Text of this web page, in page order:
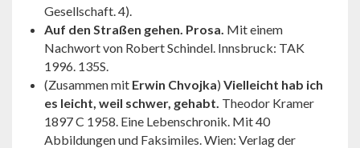
Gesellschaft. 4).
Auf den Straßen gehen. Prosa. Mit einem
Nachwort von Robert Schindel. Innsbruck: TAK
1996. 135S.
(Zusammen mit Erwin Chvojka) Vielleicht hab ich
es leicht, weil schwer, gehabt. Theodor Kramer
1897 C 1958. Eine Leben­schro­nik. Mit 40
Abbildungen und Faksimiles. Wien: Verlag der